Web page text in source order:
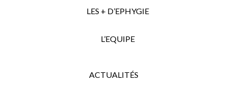
LES + D’EPHYGIE
L’EQUIPE
ACTUALITÉS